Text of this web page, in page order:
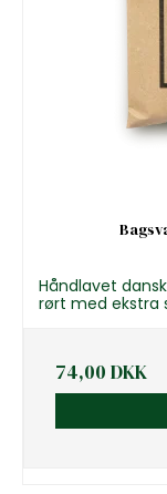
Håndlavet
rørt med ekstra
74,00 DKK